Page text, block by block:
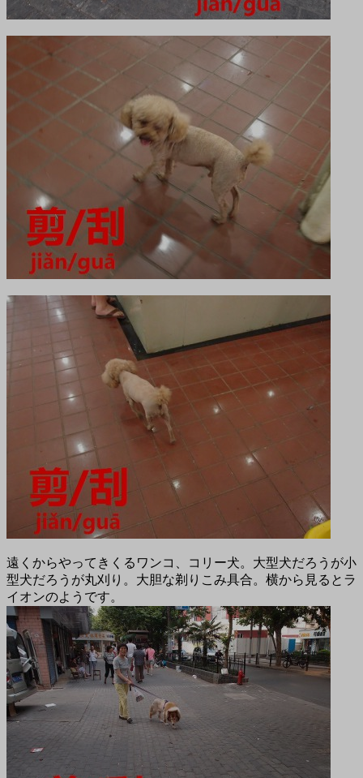
遠くからやってきくるワンコ、コリー犬。大型犬だろうが小
型犬だろうが丸刈り。大胆な剃りこみ具合。横から見るとラ
イオンのようです。